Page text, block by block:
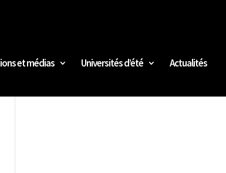
et médias Universités d’été Actualités